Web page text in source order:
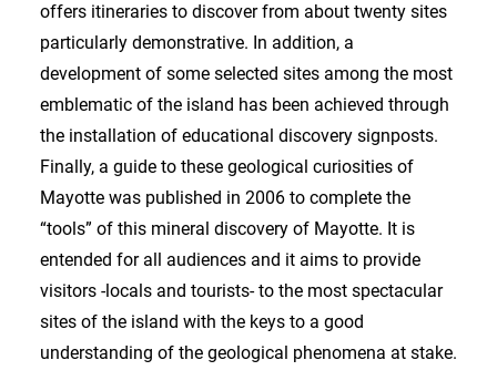
offers itineraries to discover from about twenty sites
particularly demonstrative. In addition, a
development of some selected sites among the most
emblematic of the island has been achieved through
the installation of educational discovery signposts.
Finally, a guide to these geological curiosities of
Mayotte was published in 2006 to complete the
“tools” of this mineral discovery of Mayotte. It is
entended for all audiences and it aims to provide
visitors -locals and tourists- to the most spectacular
sites of the island with the keys to a good
understanding of the geological phenomena at stake.